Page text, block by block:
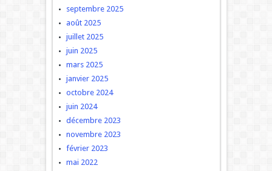
septembre 2025
août 2025
juillet 2025
juin 2025
mars 2025
janvier 2025
octobre 2024
juin 2024
décembre 2023
novembre 2023
février 2023
mai 2022